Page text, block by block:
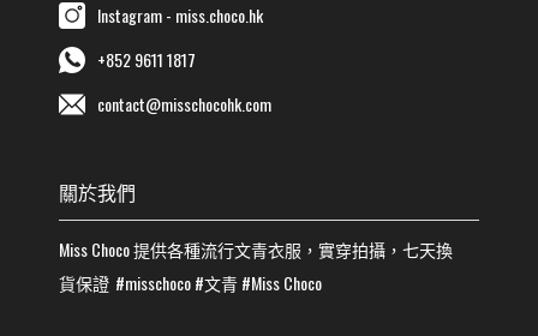
Instagram - miss.choco.hk
+852 9611 1817
contact@misschocohk.com
關於我們
Miss Choco提供各種流行文青衣服，實穿拍攝，七天換
貨保證 #misschoco#文青#Miss Choco